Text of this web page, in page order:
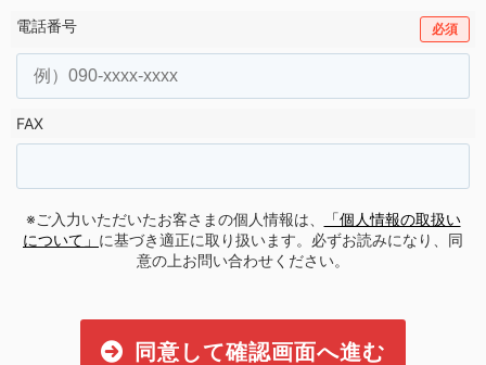
電話番号 必須
FAX
※ご入力いただいたお客さまの個人情報は、
「個人情報の取扱い
について」 に基づき適正に取り扱います。必ずお読みになり、同
意の上お問い合わせください。
同意して確認画面へ進む